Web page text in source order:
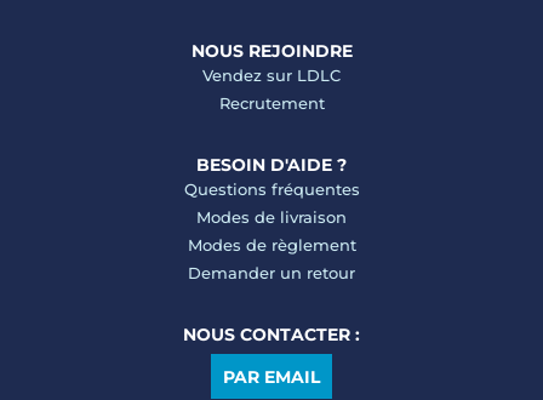
NOUS REJOINDRE
Vendez sur LDLC
Recrutement
BESOIN D'AIDE ?
Questions fréquentes
Modes de livraison
Modes de règlement
Demander un retour
NOUS CONTACTER :
PAR EMAIL